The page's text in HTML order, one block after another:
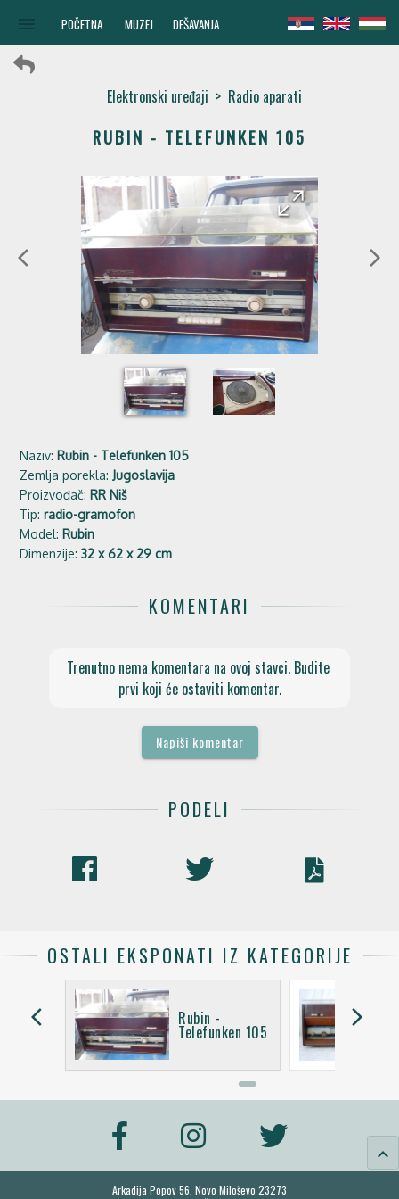
POČETNA MUZEJ DEŠAVANJA
Elektronski uređaji > Radio aparati
RUBIN - TELEFUNKEN 105
arrow_back_ios
arrow_back
arrow_forward
arrow_forward_ios
Naziv: Rubin - Telefunken 105
Zemlja porekla: Jugoslavija
Proizvođač: RR Niš
Tip:radio-gramofon
Model: Rubin
Dimenzije:32 x 62 x 29 cm
KOMENTARI
Trenutno nema komentara na ovoj stavci. Budite
prvi koji će ostaviti komentar.
Napiši komentar
PODELI
OSTALI EKSPONATI IZ KATEGORIJE
arrow_back_ios Rubin -
Telefunken 105
arrow_forward_ios
keyboard_arrow_up
Arkadija Popov 56, Novo Miloševo 23273